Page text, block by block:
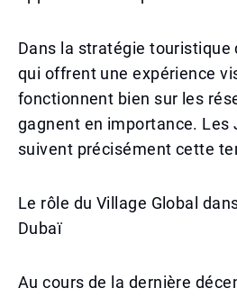
Dans la stratégie touristique
qui offrent une expérience
fonctionnent bien sur les
gagnent en importance. Les
suivent précisément cette
Le rôle du Village Global
Dubaï
Au cours de la dernière